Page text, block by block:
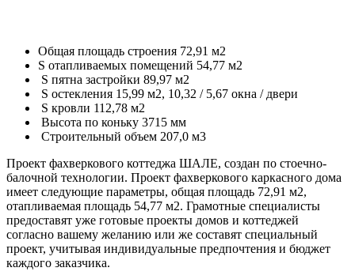
Общая площадь строения 72,91 м2
S отапливаемых помещений 54,77 м2
S пятна застройки 89,97 м2
S остекления 15,99 м2, 10,32 / 5,67 окна / двери
S кровли 112,78 м2
Высота по коньку 3715 мм
Строительный объем 207,0 м3
Проект фахверкового коттеджа ШАЛЕ, создан по стоечно-
балочной технологии. Проект фахверкового каркасного дома
имеет следующие параметры, общая площадь 72,91 м2,
отапливаемая площадь 54,77 м2. Грамотные специалисты
предоставят уже готовые проекты домов и коттеджей
согласно вашему желанию или же составят специальный
проект, учитывая индивидуальные предпочтения и бюджет
каждого заказчика.